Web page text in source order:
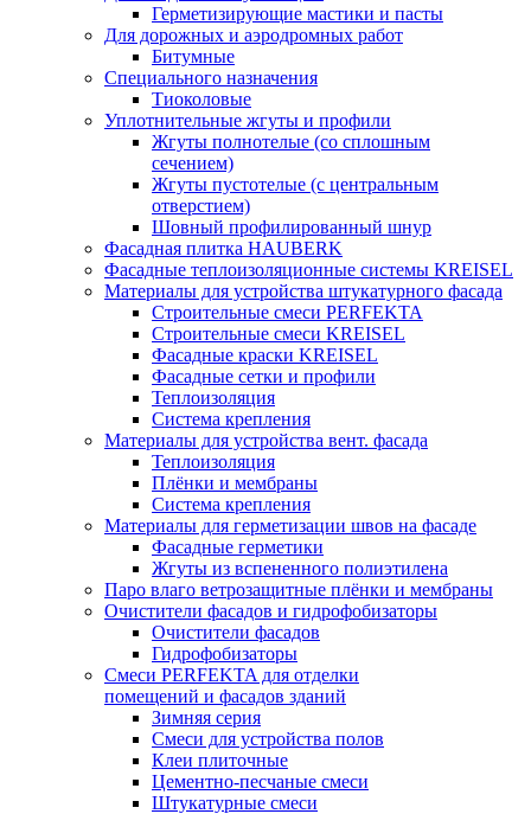
Герметизирующие мастики и пасты
Для дорожных и аэродромных работ
Битумные
Специального назначения
Тиоколовые
Уплотнительные жгуты и профили
Жгуты полнотелые (со сплошным
сечением)
Жгуты пустотелые (с центральным
отверстием)
Шовный профилированный шнур
Фасадная плитка HAUBERK
Фасадные теплоизоляционные системы KREISEL
Материалы для устройства штукатурного фасада
Строительные смеси PERFEKTA
Строительные смеси KREISEL
Фасадные краски KREISEL
Фасадные сетки и профили
Теплоизоляция
Система крепления
Материалы для устройства вент. фасада
Теплоизоляция
Плёнки и мембраны
Система крепления
Материалы для герметизации швов на фасаде
Фасадные герметики
Жгуты из вспененного полиэтилена
Паро влаго ветрозащитные плёнки и мембраны
Очистители фасадов и гидрофобизаторы
Очистители фасадов
Гидрофобизаторы
Смеси PERFEKTA для отделки
помещений и фасадов зданий
Зимняя серия
Смеси для устройства полов
Клеи плиточные
Цементно-песчаные смеси
Штукатурные смеси